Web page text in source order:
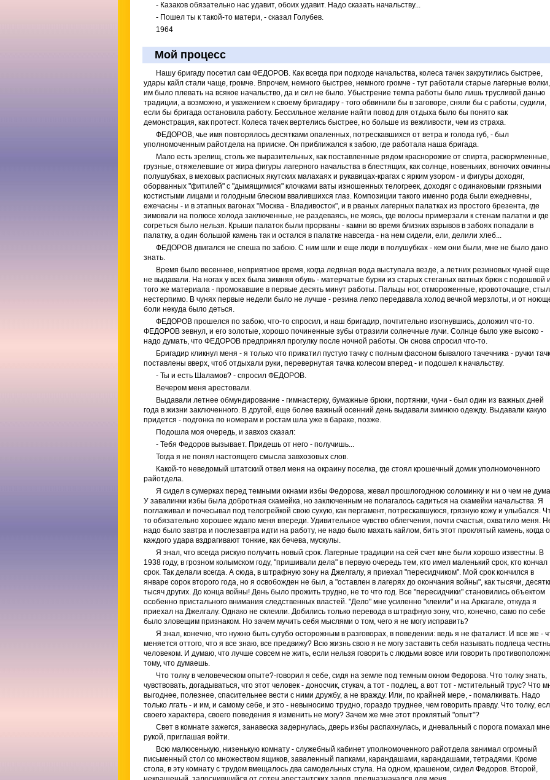
- Казаков обязательно нас удавит, обоих удавит. Надо сказать начальству...
- Пошел ты к такой-то матери, - сказал Голубев.
1964
Мой процесс
Нашу бригаду посетил сам ФЕДОРОВ. Как всегда при подходе начальства, колеса тачек закрутились быстрее,
удары кайл стали чаще, громче. Впрочем, немного быстрее, немного громче - тут работали старые лагерные волки,
им было плевать на всякое начальство, да и сил не было. Убыстрение темпа работы было лишь трусливой данью
традиции, а возможно, и уважением к своему бригадиру - того обвинили бы в заговоре, сняли бы с работы, судили,
если бы бригада остановила работу. Бессильное желание найти повод для отдыха было бы понято как
демонстрация, как протест. Колеса тачек вертелись быстрее, но больше из вежливости, чем из страха.
ФЕДОРОВ, чье имя повторялось десятками опаленных, потрескавшихся от ветра и голода губ, - был
уполномоченным райотдела на прииске. Он приближался к забою, где работала наша бригада.
Мало есть зрелищ, столь же выразительных, как поставленные рядом краснорожие от спирта, раскормленные,
грузные, отяжелевшие от жира фигуры лагерного начальства в блестящих, как солнце, новеньких, вонючих
полушубках, в меховых расписных якутских малахаях и рукавицах-крагах с ярким узором - и фигуры доходяг,
оборванных "фитилей" с "дымящимися" клочками ваты изношенных телогреек, доходяг с одинаковыми грязными
костистыми лицами и голодным блеском ввалившихся глаз. Композиции такого именно рода были ежедневны,
ежечасны - и в этапных вагонах "Москва - Владивосток", и в рваных лагерных палатках из простого брезента, где
зимовали на полюсе холода заключенные, не раздеваясь, не моясь, где волосы примерзали к стенам палатки и где
согреться было нельзя. Крыши палаток были прорваны - камни во время близких взрывов в забоях попадали в
палатку, а один большой камень так и остался в палатке навсегда - на нем сидели, ели, делили хлеб...
ФЕДОРОВ двигался не спеша по забою. С ним шли и еще люди в полушубках - кем они были, мне не было дано
знать.
Время было весеннее, неприятное время, когда ледяная вода выступала везде, а летних резиновых чуней еще
не выдавали. На ногах у всех была зимняя обувь - матерчатые бурки из старых стеганых ватных брюк с подошвой
того же материала - промокавшие в первые десять минут работы. Пальцы ног, отмороженные, кровоточащие,
нестерпимо. В чунях первые недели было не лучше - резина легко передавала холод вечной мерзлоты, и от
боли некуда было деться.
ФЕДОРОВ прошелся по забою, что-то спросил, и наш бригадир, почтительно изогнувшись, доложил что-то.
ФЕДОРОВ зевнул, и его золотые, хорошо починенные зубы отразили солнечные лучи. Солнце было уже высоко -
надо думать, что ФЕДОРОВ предпринял прогулку после ночной работы. Он снова спросил что-то.
Бригадир кликнул меня - я только что прикатил пустую тачку с полным фасоном бывалого тачечника - ручки
поставлены вверх, чтоб отдыхали руки, перевернутая тачка колесом вперед - и подошел к начальству.
- Ты и есть Шаламов? - спросил ФЕДОРОВ.
Вечером меня арестовали.
Выдавали летнее обмундирование - гимнастерку, бумажные брюки, портянки, чуни - был один из важных дней
года в жизни заключенного. В другой, еще более важный осенний день выдавали зимнюю одежду. Выдавали какую
придется - подгонка по номерам и ростам шла уже в бараке, позже.
Подошла моя очередь, и завхоз сказал:
- Тебя Федоров вызывает. Придешь от него - получишь...
Тогда я не понял настоящего смысла завхозовых слов.
Какой-то неведомый штатский отвел меня на окраину поселка, где стоял крошечный домик уполномоченного
райотдела.
Я сидел в сумерках перед темными окнами избы Федорова, жевал прошлогоднюю соломинку и ни о чем не
У завалинки избы была добротная скамейка, но заключенным не полагалось садиться на скамейки начальства. Я
поглаживал и почесывал под телогрейкой свою сухую, как пергамент, потрескавшуюся, грязную кожу и улыбался.
то обязательно хорошее ждало меня впереди. Удивительное чувство облегчения, почти счастья, охватило меня.
надо было завтра и послезавтра идти на работу, не надо было махать кайлом, бить этот проклятый камень, когда
каждого удара вздрагивают тонкие, как бечева, мускулы.
Я знал, что всегда рискую получить новый срок. Лагерные традиции на сей счет мне были хорошо известны. В
1938 году, в грозном колымском году, "пришивали дела" в первую очередь тем, кто имел маленький срок, кто кончал
срок. Так делали всегда. А сюда, в штрафную зону на Джелгалу, я приехал "пересидчиком". Мой срок кончился в
январе сорок второго года, но я освобожден не был, а "оставлен в лагерях до окончания войны", как тысячи,
тысяч других. До конца войны! День было прожить трудно, не то что год. Все "пересидчики" становились объектом
особенно пристального внимания следственных властей. "Дело" мне усиленно "клеили" и на Аркагале, откуда я
приехал на Джелгалу. Однако не склеили. Добились только перевода в штрафную зону, что, конечно, само по себе
было зловещим признаком. Но зачем мучить себя мыслями о том, чего я не могу исправить?
Я знал, конечно, что нужно быть сугубо осторожным в разговорах, в поведении: ведь я не фаталист. И все же -
меняется оттого, что я все знаю, все предвижу? Всю жизнь свою я не могу заставить себя называть подлеца
человеком. И думаю, что лучше совсем не жить, если нельзя говорить с людьми вовсе или говорить
тому, что думаешь.
Что толку в человеческом опыте?-говорил я себе, сидя на земле под темным окном Федорова. Что толку знать,
чувствовать, догадываться, что этот человек - доносчик, стукач, а тот - подлец, а вот тот - мстительный трус? Что
выгоднее, полезнее, спасительнее вести с ними дружбу, а не вражду. Или, по крайней мере, - помалкивать. Надо
только лгать - и им, и самому себе, и это - невыносимо трудно, гораздо труднее, чем говорить правду. Что толку,
своего характера, своего поведения я изменить не могу? Зачем же мне этот проклятый "опыт"?
Свет в комнате зажегся, занавеска задернулась, дверь избы распахнулась, и дневальный с порога помахал мне
рукой, приглашая войти.
Всю малюсенькую, низенькую комнату - служебный кабинет уполномоченного райотдела занимал огромный
письменный стол со множеством ящиков, заваленный папками, карандашами, карандашами, тетрадями. Кроме
стола, в эту комнату с трудом вмещалось два самодельных стула. На одном, крашеном, сидел Федоров. Второй,